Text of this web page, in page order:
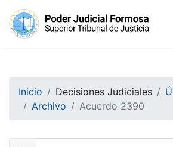
Inicio Decisiones Judiciales
Archivo
Acuerdo 2390